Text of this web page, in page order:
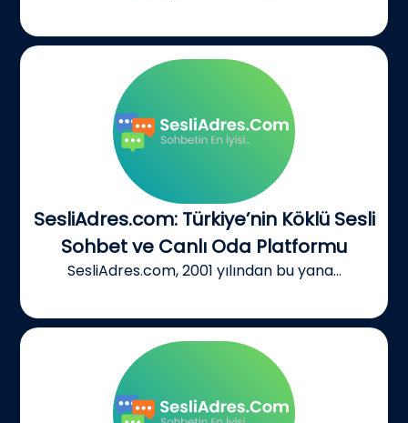
SesliAdres.com: Türkiye’nin Köklü Sesli
Sohbet ve Canlı Oda Platformu
SesliAdres.com, 2001 yılından bu yana...